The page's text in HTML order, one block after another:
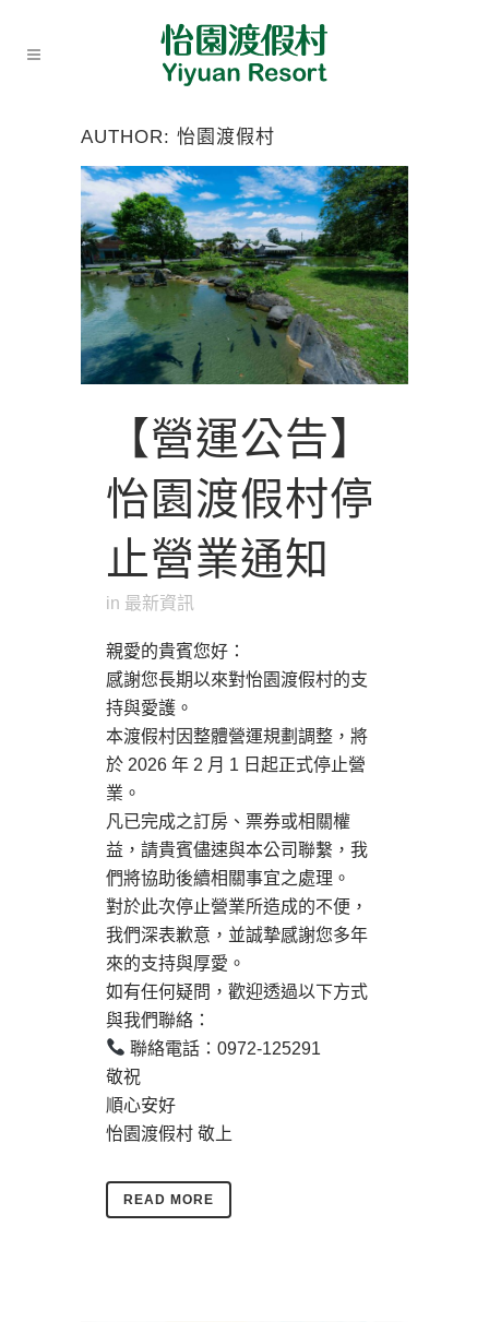
AUTHOR: 怡園渡假村
【營運公告】
怡園渡假村停
止營業通知
in 最新資訊
親愛的貴賓您好：
感謝您長期以來對怡園渡假村的支
持與愛護。
本渡假村因整體營運規劃調整，將
於 2026 年 2 月 1 日起正式停止營
業。
凡已完成之訂房、票券或相關權
益，請貴賓儘速與本公司聯繫，我
們將協助後續相關事宜之處理。
對於此次停止營業所造成的不便，
我們深表歉意，並誠摯感謝您多年
來的支持與厚愛。
如有任何疑問，歡迎透過以下方式
與我們聯絡：
聯絡電話：0972-125291
敬祝
順心安好
怡園渡假村 敬上
READ MORE